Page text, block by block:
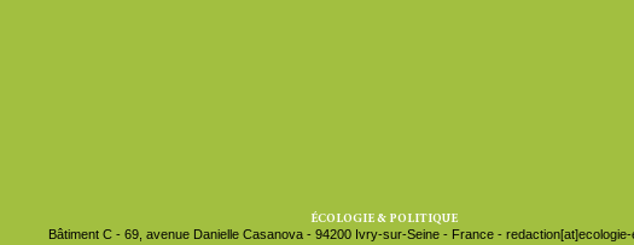
ÉCOLOGIE & POLITIQUE
Bâtiment C - 69, avenue Danielle Casanova - 94200 Ivry-sur-Seine - France - redaction[at]ecologie-